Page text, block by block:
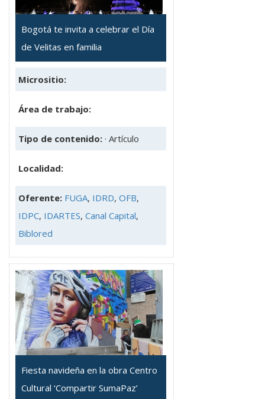
Bogotá te invita a celebrar el Día
de Velitas en familia
Micrositio:
Área de trabajo:
Tipo de contenido: · Artículo
Localidad:
Oferente: FUGA, IDRD, OFB,
IDPC, IDARTES, Canal Capital,
Biblored
Fiesta navideña en la obra Centro
Cultural ‘Compartir SumaPaz’